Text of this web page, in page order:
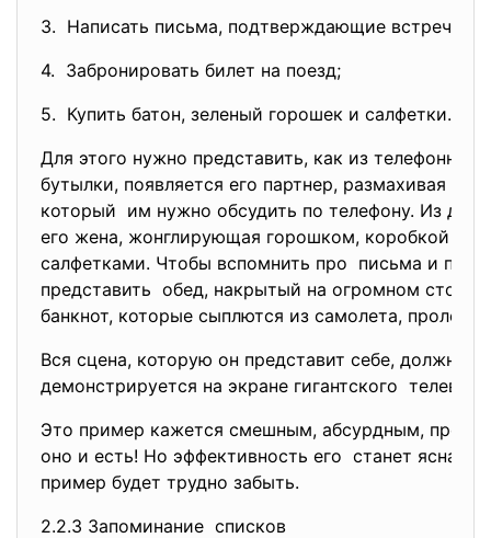
3. Написать письма, подтверждающие встречу
4. Забронировать билет на поезд;
5. Купить батон, зеленый горошек и салфетки.
Для этого нужно представить, как из телефонной
бутылки, появляется его партнер, размахивая
который им нужно обсудить по телефону. Из
его жена, жонглирующая горошком, коробкой
салфетками. Чтобы вспомнить про письма и
представить обед, накрытый на огромном столе
банкнот, которые сыплются из самолета,
Вся сцена, которую он представит себе, должна
демонстрируется на экране гигантского
Это пример кажется смешным, абсурдным,
оно и есть! Но эффективность его станет ясна,
пример будет трудно забыть.
2.2.3 Запоминание списков